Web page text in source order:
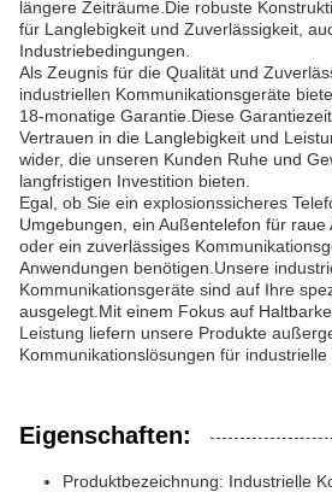
längere Zeiträume.Die robuste
für Langlebigkeit und Zuverlässigkeit,
Industriebedingungen.
Als Zeugnis für die Qualität und
industriellen Kommunikationsgeräte
18-monatige Garantie.Diese
Vertrauen in die Langlebigkeit und
wider, die unseren Kunden Ruhe und
langfristigen Investition bieten.
Egal, ob Sie ein explosionssicheres
Umgebungen, ein Außentelefon für
oder ein zuverlässiges
Anwendungen benötigen.Unsere
Kommunikationsgeräte sind auf Ihre
ausgelegt.Mit einem Fokus auf
Leistung liefern unsere Produkte
Kommunikationslösungen für industrielle
Eigenschaften:
Produktbezeichnung: Industrielle